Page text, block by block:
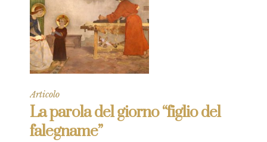
Articolo
La parola del giorno “figlio del
falegname”